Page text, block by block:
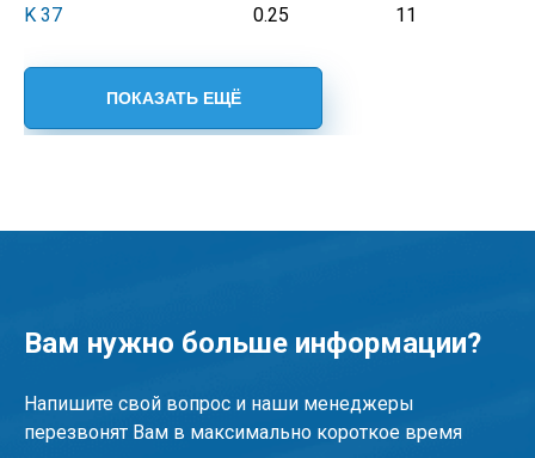
K 37
0.25 11
Вам нужно больше информации?
Напишите свой вопрос и наши менеджеры
перезвонят Вам в максимально короткое время